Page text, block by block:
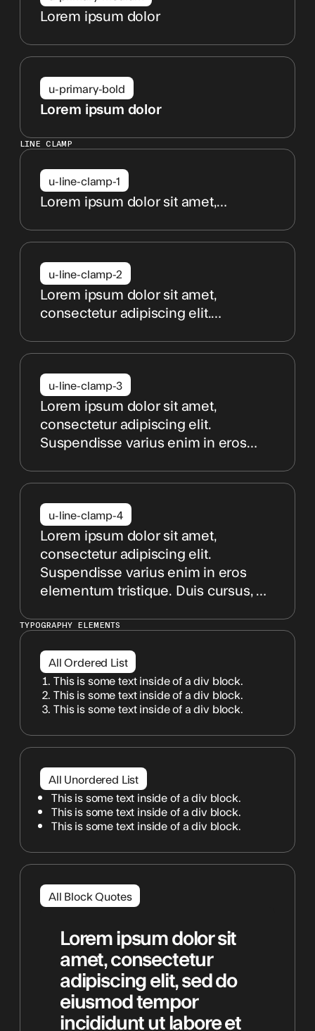
Lorem ipsum dolor
u-primary-bold
Lorem ipsum dolor
LINE CLAMP
u-line-clamp-1
Lorem ipsum dolor sit amet,
Suspendisse varius enim in eros
quis viverra ornare, eros dolor
interdum nulla, ut commodo diam
libero vitae erat. Aenean faucibus
imperdiet. Nunc ut sem vitae risus
u-line-clamp-2
Lorem ipsum dolor sit amet,
consectetur adipiscing elit.
elementum tristique. Duis cursus, mi
interdum nulla, ut commodo diam
libero vitae erat. Aenean faucibus
nibh et justo cursus id rutrum lorem
imperdiet. Nunc ut sem vitae risus
u-line-clamp-3
Lorem ipsum dolor sit amet,
consectetur adipiscing elit.
Suspendisse varius enim in eros
quis viverra ornare, eros dolor
libero vitae erat. Aenean faucibus
nibh et justo cursus id rutrum lorem
imperdiet. Nunc ut sem vitae risus
tristique posuere.
u-line-clamp-4
Lorem ipsum dolor sit amet,
consectetur adipiscing elit.
Suspendisse varius enim in eros
elementum tristique. Duis cursus, mi
interdum nulla, ut commodo diam
nibh et justo cursus id rutrum lorem
imperdiet. Nunc ut sem vitae risus
tristique posuere.
TYPOGRAPHY ELEMENTS
All Ordered List
This is some text inside of a div block.
This is some text inside of a div block.
This is some text inside of a div block.
All Unordered List
This is some text inside of a div block.
This is some text inside of a div block.
This is some text inside of a div block.
All Block Quotes
Lorem ipsum dolor sit
amet, consectetur
adipiscing elit, sed do
eiusmod tempor
incididunt ut labore et